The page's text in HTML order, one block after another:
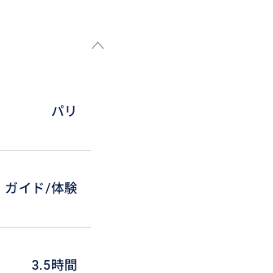
ださい。
パリ
ガイド/体験
3.5時間